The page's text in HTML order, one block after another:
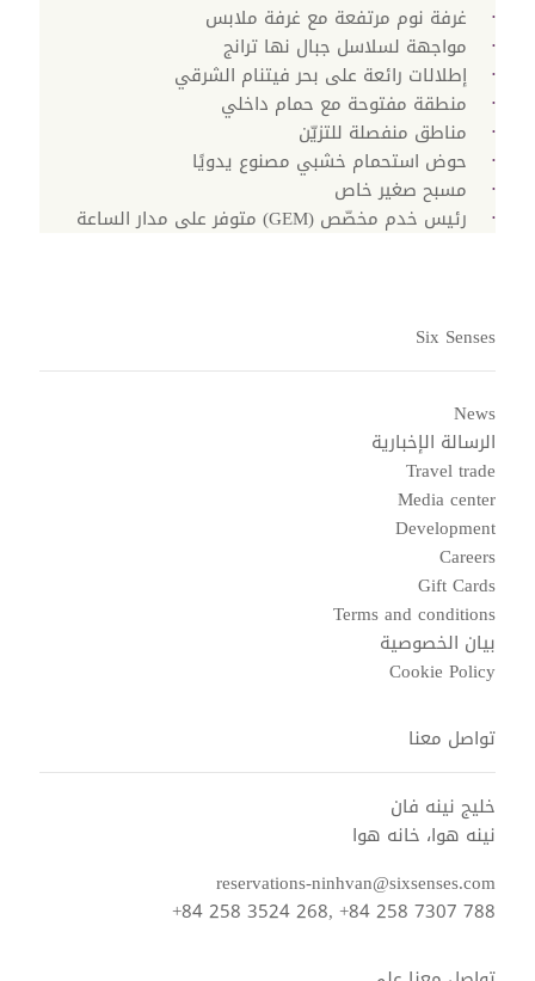
غرفة نوم مرتفعة مع غرفة ملابس
مواجهة لسلاسل جبال نها ترانج
إطلالات رائعة على بحر فيتنام الشرقي
منطقة مفتوحة مع حمام داخلي
مناطق منفصلة للتزيّن
حوض استحمام خشبي مصنوع يدويًا
مسبح صغير خاص
رئيس خدم مخصّص (GEM) متوفر على مدار الساعة
Six Senses
News
الرسالة الإخبارية
Travel trade
Media center
Development
Careers
Gift Cards
Terms and conditions
بيان الخصوصية
Cookie Policy
تواصل معنا
خليج نينه فان
نينه هوا، خانه هوا
reservations-ninhvan@sixsenses.com
+84 258 3524 268, +84 258 7307 788